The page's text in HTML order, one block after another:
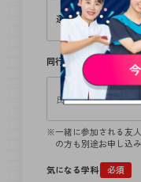
同行者
一緒に参加される友
の方も別途お申し込
気になる学科
必須